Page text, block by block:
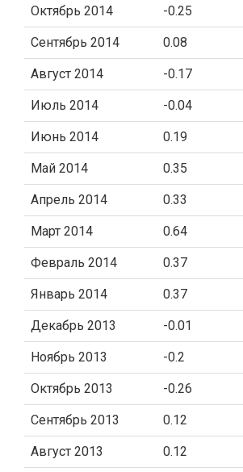
Октябрь 2014 -0.25
Сентябрь 2014 0.08
Август 2014 -0.17
Июль 2014 -0.04
Июнь 2014 0.19
Май 2014 0.35
Апрель 2014 0.33
Март 2014 0.64
Февраль 2014 0.37
Январь 2014 0.37
Декабрь 2013 -0.01
Ноябрь 2013 -0.2
Октябрь 2013 -0.26
Сентябрь 2013 0.12
Август 2013 0.12